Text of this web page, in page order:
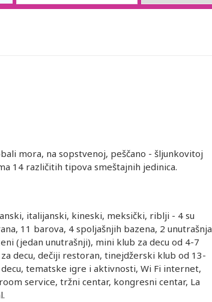
mora, na sopstvenoj, peščano - šljunkovitoj
14 različitih tipova smeštajnih jedinica.
italijanski, kineski, meksički, riblji - 4 su
11 barova, 4 spoljašnjih bazena, 2 unutrašnja
(jedan unutrašnji), mini klub za decu od 4-7
decu, dečiji restoran, tinejdžerski klub od 13-
tematske igre i aktivnosti, Wi Fi internet,
service, tržni centar, kongresni centar, La